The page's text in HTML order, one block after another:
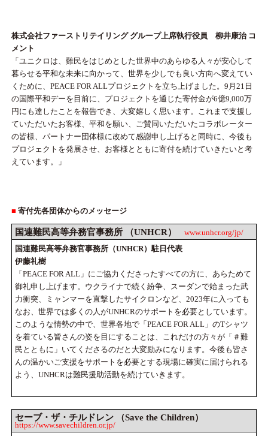
株式会社ファーストリテイリング グループ上席執行役員 柳井康治 コ
メント
「ユニクロは、難民をはじめとした世界中のあらゆる人々が安心して
暮らせる平和な未来に向かって、世界を少しでも良い方向へ変えてい
くために、PEACE FOR ALLプロジェクトを立ち上げました。9月21日
の国際平和デーを目前に、プロジェクトを通じた寄付金が6億9,000万
円にも達したことを報告でき、大変嬉しく思います。これまで支援し
ていただいたお客様、平和を願い、ご賛同いただいたコラボレーター
の皆様、パートナー団体様に改めて感謝申し上げると同時に、今後も
プロジェクトを発展させ、お客様とともに寄付を続けていきたいと考
えています。」
■ 寄付先各団体からのメッセージ
国連難民高等弁務官事務所 （UNHCR）
www.unhcr.org/jp/
国連難民高等弁務官事務所（UNHCR）駐日代表
伊藤礼樹
「PEACE FOR ALL」にご協力くださったすべての方に、あらためて
御礼申し上げます。ウクライナで続く紛争、スーダンで始まった武
力衝突、ミャンマーを直撃したサイクロンなど、2023年に入っても
なお、世界では多くの人がUNHCRのサポートを必要としています。
このような情勢の中で、世界各地で「PEACE FOR ALL」のTシャツ
を着ている皆さんの姿を目にすることは、これだけの方々が「＃難
民とともに」いてくださるのだと大変励みになります。今後も皆さ
んの温かいご支援をサポートを必要とする現場に確実に届けられる
よう、UNHCRは難民援助活動を続けていきます。
セーブ・ザ・チルドレン （Save the Children）
https://www.savechildren.or.jp/